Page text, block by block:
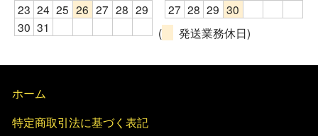
23 24 25 26 27 28 29
30 31
27 28 29 30
(
発送業務休日)
ホーム
特定商取引法に基づく表記